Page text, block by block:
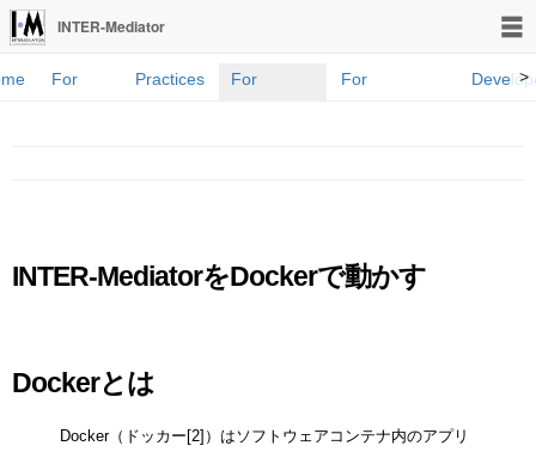
INTER-Mediator
>
For
Practices
For
For
INTER-MediatorをDockerで動かす
Dockerとは
Docker（ドッカー[2]）はソフトウェアコンテナ内のアプリ